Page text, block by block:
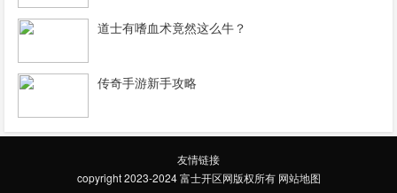
道士有嗜血术竟然这么牛？
传奇手游新手攻略
友情链接
copyright 2023-2024富士开区网版权所有 网站地图